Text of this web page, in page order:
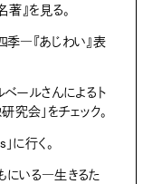
』を見る。
―『あじわい』表
ールさんによるト
究会」をチェック。
に行く。
にいる―生きるた